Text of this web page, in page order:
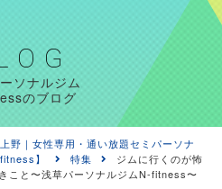
ソナルジム
のブログ
野｜女性専用・通い放題セミパーソナ
】
特集
ジムに行くのが怖
こと〜浅草パーソナルジムN-fitness〜